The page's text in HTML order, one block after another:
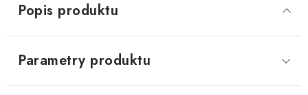
Popis produktu
Parametry produktu